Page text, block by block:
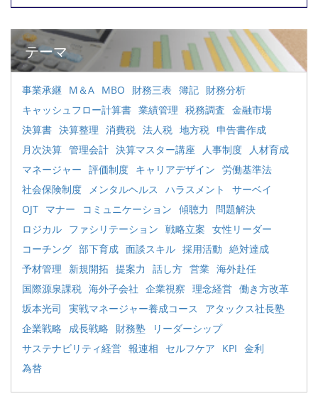
テーマ
事業承継 M＆A MBO 財務三表 簿記 財務分析
キャッシュフロー計算書 業績管理 税務調査 金融市場
決算書 決算整理 消費税 法人税 地方税 申告書作成
月次決算 管理会計 決算マスター講座 人事制度
人材育成
マネージャー 評価制度 キャリアデザイン 労働基準法
社会保険制度
メンタルヘルス ハラスメント
サーベイ
OJT マナー コミュニケーション 傾聴力
問題解決
ロジカル ファシリテーション 戦略立案 女性リーダー
コーチング 部下育成 面談スキル 採用活動 絶対達成
予材管理
新規開拓 提案力 話し方 営業 海外赴任
国際源泉課税 海外子会社 企業視察 理念経営 働き方改革
坂本光司
実戦マネージャー養成コース
アタックス社長塾
企業戦略 成長戦略 財務塾
リーダーシップ
サステナビリティ経営 報連相 セルフケア KPI 金利
為替